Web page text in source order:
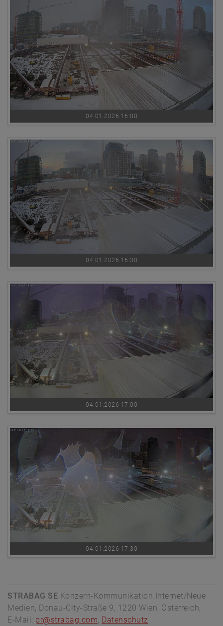
04.01.2026 16:00
04.01.2026 16:30
04.01.2026 17:00
04.01.2026 17:30
STRABAG SE Konzern-Kommunikation Internet/Neue
Medien, Donau-City-Straße 9, 1220 Wien, Österreich,
E-Mail: pr@strabag.com, Datenschutz